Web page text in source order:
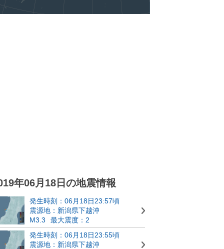
年06月18日の地震情報
発生時刻：06月18日23:57頃
震源地：新潟県下越沖
M3.3
最大震度：2
発生時刻：06月18日23:55頃
震源地：新潟県下越沖